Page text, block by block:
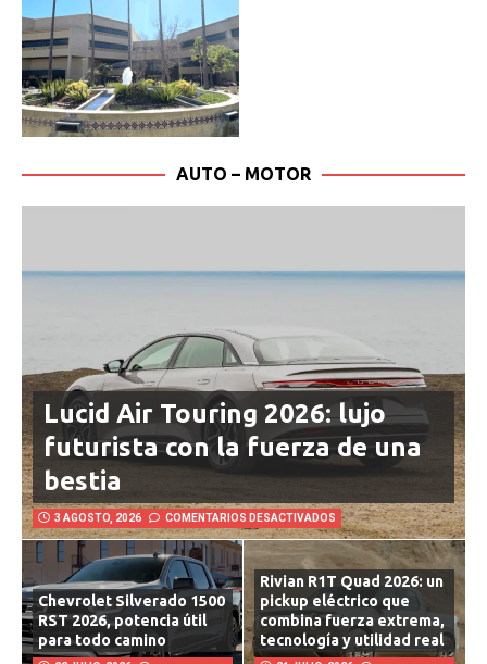
Lucid Air Touring 2026: lujo
futurista con la fuerza de una
bestia
3 AGOSTO, 2026 COMENTARIOS DESACTIVADOS
Chevrolet Silverado 1500
RST 2026, potencia útil
para todo camino
Rivian R1T Quad 2026: un
pickup eléctrico que
combina fuerza extrema,
tecnología y utilidad real